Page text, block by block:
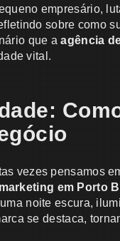
empresário,
sobre como
que aagência
vital.
vezes pensamos
em Porto
noite escura,
se destaca,